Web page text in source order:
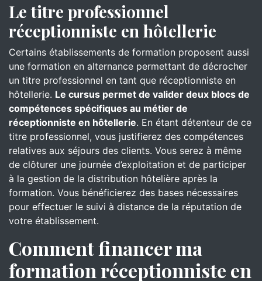
Le titre professionnel
réceptionniste en hôtellerie
Certains établissements de formation proposent aussi
une formation en alternance permettant de décrocher
un titre professionnel en tant que réceptionniste en
hôtellerie. Le cursus permet de valider deux blocs de
compétences spécifiques au métier de
réceptionniste en hôtellerie. En étant détenteur de ce
titre professionnel, vous justifierez des compétences
relatives aux séjours des clients. Vous serez à même
de clôturer une journée d’exploitation et de participer
à la gestion de la distribution hôtelière après la
formation. Vous bénéficierez des bases nécessaires
pour effectuer le suivi à distance de la réputation de
votre établissement.
Comment financer ma
formation réceptionniste en